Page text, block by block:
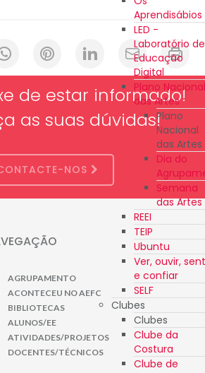
Aprendisábios
LED -
Laboratório de
Educação
Digital
Plano Nacional
das Artes
Plano
Nacional
das Artes
Dia do
Semana
das Artes
REEI
TEIP
Ubuntu
Ver, ouvir,
e confiar
SELF
Clubes
Clubes
Clube da
Costura
Clube de
de estar informado!
as suas dúvidas!
NOS
AGRUPAMENTO
ACONTECEU NO AEFC
BIBLIOTECAS
ALUNOS/EE
ATIVIDADES/PROJETOS
DOCENTES/TÉCNICOS